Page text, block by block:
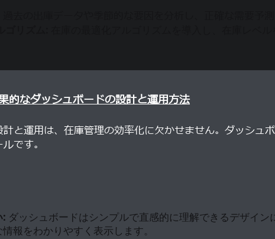
的なダッシュボードの設計と運用方法
と運用は、在庫管理の効率化に欠かせません。ダッシュ
です。
: ダッシュボードはシンプルで直感的に理解できるデザイン
報をわかりやすく表示します。